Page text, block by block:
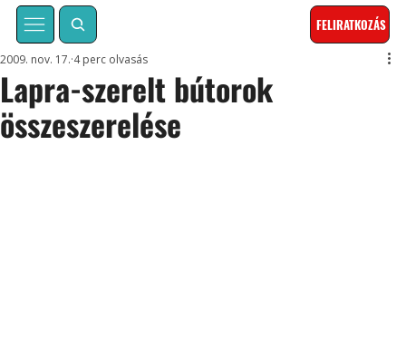
FELIRATKOZÁS
Lapra-szerelt bútorok
összeszerelése
2009. nov. 17. 4 perc olvasás